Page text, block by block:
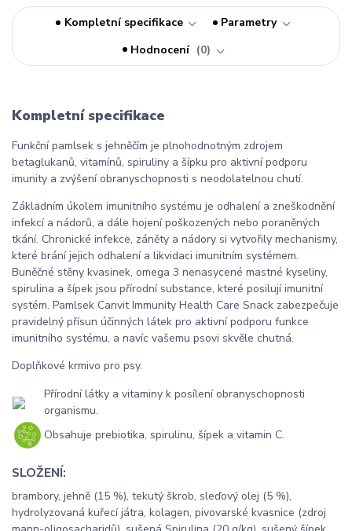
Kompletní specifikace
Parametry
Hodnocení
0
Kompletní specifikace
Funkční pamlsek s jehněčím je plnohodnotným zdrojem
betaglukanů, vitamínů, spiruliny a šípku pro aktivní podporu
imunity a zvýšení obranyschopnosti s neodolatelnou chutí.
Základním úkolem imunitního systému je odhalení a zneškodnění
infekcí a nádorů, a dále hojení poškozených nebo poraněných
tkání. Chronické infekce, záněty a nádory si vytvořily mechanismy,
které brání jejich odhalení a likvidaci imunitním systémem.
Buněčné stěny kvasinek, omega 3 nenasycené mastné kyseliny,
spirulina a šípek jsou přírodní substance, které posilují imunitní
systém. Pamlsek Canvit Immunity Health Care Snack zabezpečuje
pravidelný přísun účinných látek pro aktivní podporu funkce
imunitního systému, a navíc vašemu psovi skvěle chutná.
Doplňkové krmivo pro psy.
Přírodní látky a vitaminy k posílení obranyschopnosti
organismu.
Obsahuje prebiotika, spirulinu, šípek a vitamin C.
SLOŽENÍ:
brambory, jehně (15 %), tekutý škrob, sleďový olej (5 %),
hydrolyzovaná kuřecí játra, kolagen, pivovarské kvasnice (zdroj